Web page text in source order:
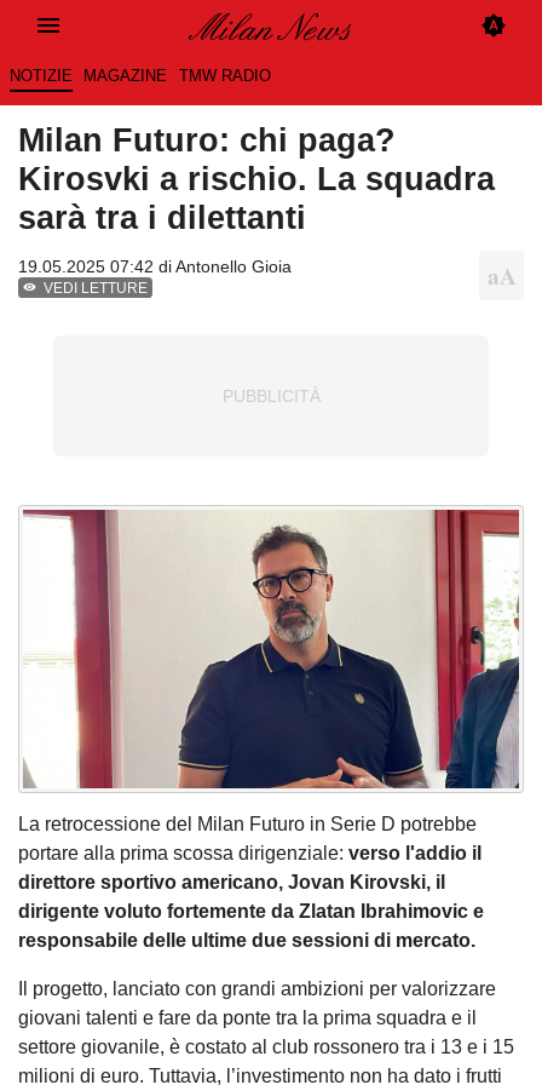
NOTIZIE MAGAZINE TMW RADIO
Milan Futuro: chi paga?
Kirosvki a rischio. La squadra
sarà tra i dilettanti
19.05.2025 07:42 diAntonello Gioia
VEDI LETTURE
La retrocessione del Milan Futuro in Serie D potrebbe
portare alla prima scossa dirigenziale: verso l'addio il
direttore sportivo americano, Jovan Kirovski, il
dirigente voluto fortemente da Zlatan Ibrahimovic e
responsabile delle ultime due sessioni di mercato.
Il progetto, lanciato con grandi ambizioni per valorizzare
giovani talenti e fare da ponte tra la prima squadra e il
settore giovanile, è costato al club rossonero tra i 13 e i 15
milioni di euro. Tuttavia, l’investimento non ha dato i frutti